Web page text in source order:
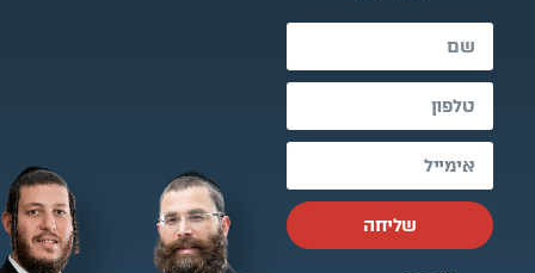
שליחה